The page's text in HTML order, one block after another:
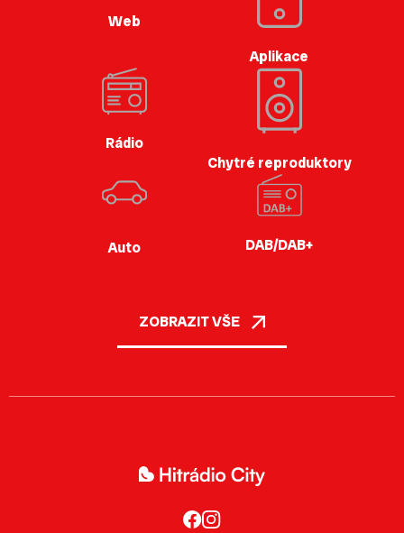
Web
Aplikace
Rádio
Chytré reproduktory
Auto DAB/DAB+
ZOBRAZIT VŠE